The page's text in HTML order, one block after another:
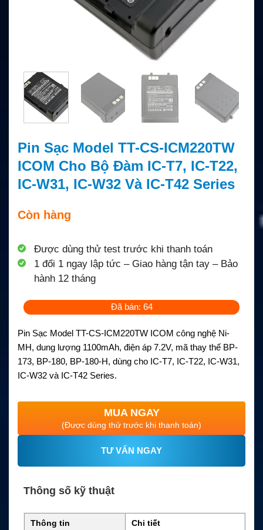
Pin Sạc Model TT-CS-ICM220TW
ICOM Cho Bộ Đàm IC-T7, IC-T22,
IC-W31, IC-W32 Và IC-T42 Series
Còn hàng
Được dùng thử test trước khi thanh toán
1 đổi 1 ngay lập tức – Giao hàng tận tay – Bảo
hành 12 tháng
Đã bán: 64
Pin Sạc Model TT-CS-ICM220TW ICOM công nghệ Ni-
MH, dung lượng 1100mAh, điện áp 7.2V, mã thay thế BP-
173, BP-180, BP-180-H, dùng cho IC-T7, IC-T22, IC-W31,
IC-W32 và IC-T42 Series.
MUA NGAY
(Được dùng thử trước khi thanh toán)
TƯ VẤN NGAY
Thông số kỹ thuật
Thông tin Chi tiết